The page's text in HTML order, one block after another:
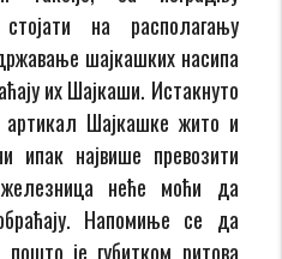
на располагању
шајкашких насипа
их Шајкаши. Истакнуто
артикал Шајкашке жито и
највише превозити
неће моћи да
Напомиње се да
пошто је губитком ритова